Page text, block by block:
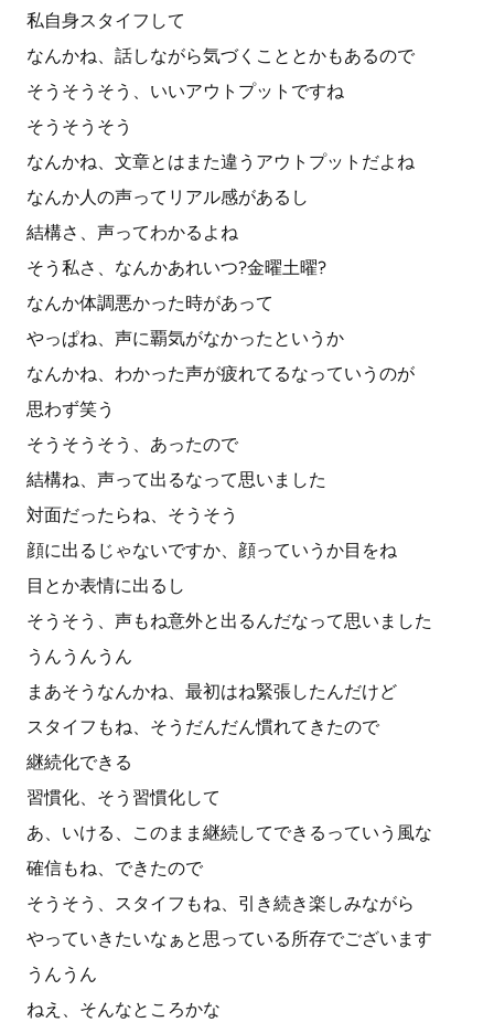
私自身スタイフして
なんかね、話しながら気づくこととかもあるので
そうそうそう、いいアウトプットですね
そうそうそう
なんかね、文章とはまた違うアウトプットだよね
なんか人の声ってリアル感があるし
結構さ、声ってわかるよね
そう私さ、なんかあれいつ?金曜土曜?
なんか体調悪かった時があって
やっぱね、声に覇気がなかったというか
なんかね、わかった声が疲れてるなっていうのが
思わず笑う
そうそうそう、あったので
結構ね、声って出るなって思いました
対面だったらね、そうそう
顔に出るじゃないですか、顔っていうか目をね
目とか表情に出るし
そうそう、声もね意外と出るんだなって思いました
うんうんうん
まあそうなんかね、最初はね緊張したんだけど
スタイフもね、そうだんだん慣れてきたので
継続化できる
習慣化、そう習慣化して
あ、いける、このまま継続してできるっていう風な
確信もね、できたので
そうそう、スタイフもね、引き続き楽しみながら
やっていきたいなぁと思っている所存でございます
うんうん
ねえ、そんなところかな